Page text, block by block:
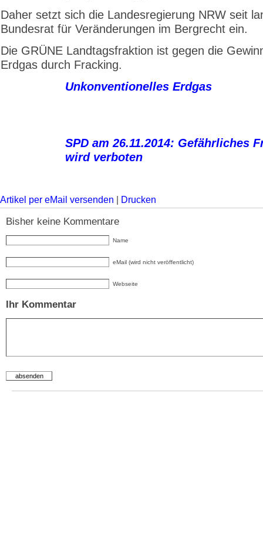
Daher setzt sich die Landesregierung NRW seit
Bundesrat für Veränderungen im Bergrecht ein.
Die GRÜNE Landtagsfraktion ist gegen die
Erdgas durch Fracking.
Unkonventionelles Erdgas
SPD am 26.11.2014: Gefährliches
wird verboten
Artikel per eMail versenden Drucken
Bisher keine Kommentare
Name
eMail (wird nicht veröffentlicht)
Webseite
Ihr Kommentar